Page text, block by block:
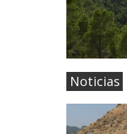
Noticias